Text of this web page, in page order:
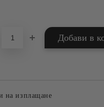
на изплащане